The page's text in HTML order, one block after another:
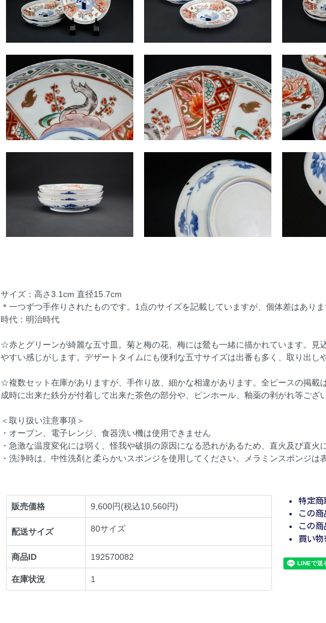
サイズ：高さ3.1cm 直径15.7cm
＊一つずつ手作りされたものです。1点のサイズを記載していますが、個体差はあり
時代：明治時代
☆赤とグリーンが綺麗な五寸皿。菊と梅の花、梅には鶯も一緒に描かれています。見
やすい感じがします。デザートタイムにも便利な五寸サイズは出番も多く、取り出し
☆複数セット在庫がありますが、手作り故、細かな相違があります。全ピースの掲載
成時に出来た鉄分が付着して出来た茶色の部分や、ピンホール、釉薬の剥がれ等ござ
＜取り扱い注意事項＞
・オーブン、電子レンジ、食器洗い機は使用できません
・急激な温度変化には弱く、怪我や破損の原因になる恐れがあるため、直火及び直
・洗浄時は、中性洗剤と柔らかいスポンジを使用してください。メラミンスポンジは
販売価格 9,600円(税込10,560円)
配送サイズ 80サイズ
商品ID 192570082
在庫状況 1
特定商
この
この
買い物